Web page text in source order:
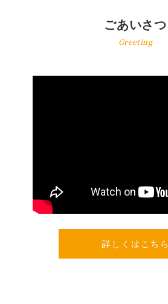
ごあいさつ
Greeting
詳しくはこちら